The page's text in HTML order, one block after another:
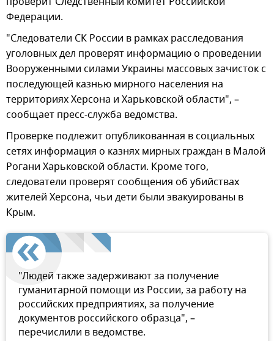
Федерации.
"Следователи СК России в рамках расследования
уголовных дел проверят информацию о проведении
Вооруженными силами Украины массовых зачисток с
последующей казнью мирного населения на
территориях Херсона и Харьковской области", –
сообщает пресс-служба ведомства.
Проверке подлежит опубликованная в социальных
сетях информация о казнях мирных граждан в Малой
Рогани Харьковской области. Кроме того,
следователи проверят сообщения об убийствах
жителей Херсона, чьи дети были эвакуированы в
Крым.
"Людей также задерживают за получение
гуманитарной помощи из России, за работу на
российских предприятиях, за получение
документов российского образца", –
перечислили в ведомстве.